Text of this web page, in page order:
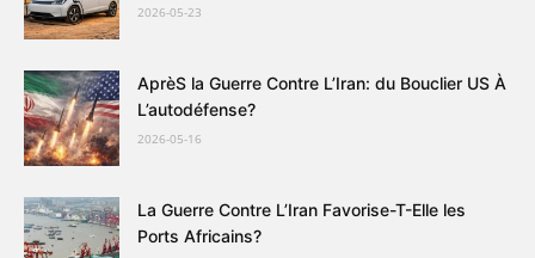
2026-05-23
AprèS la Guerre Contre L’Iran: du Bouclier US À
L’autodéfense?
2026-05-16
La Guerre Contre L’Iran Favorise-T-Elle les
Ports Africains?